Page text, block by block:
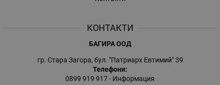
КОНТАКТИ
БАГИРА ООД
гр. Стара Загора, бул. "Патриарх Евтимий" 39
Телефони:
0899 919 917- Информация